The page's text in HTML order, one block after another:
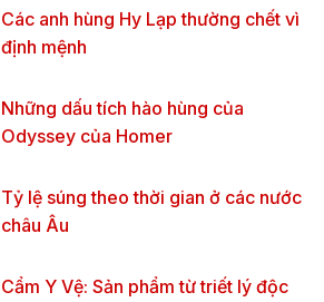
Các anh hùng Hy Lạp thường chết vì
định mệnh
Những dấu tích hào hùng của
Odyssey của Homer
Tỷ lệ súng theo thời gian ở các nước
châu Âu
Cẩm Y Vệ: Sản phẩm từ triết lý độc